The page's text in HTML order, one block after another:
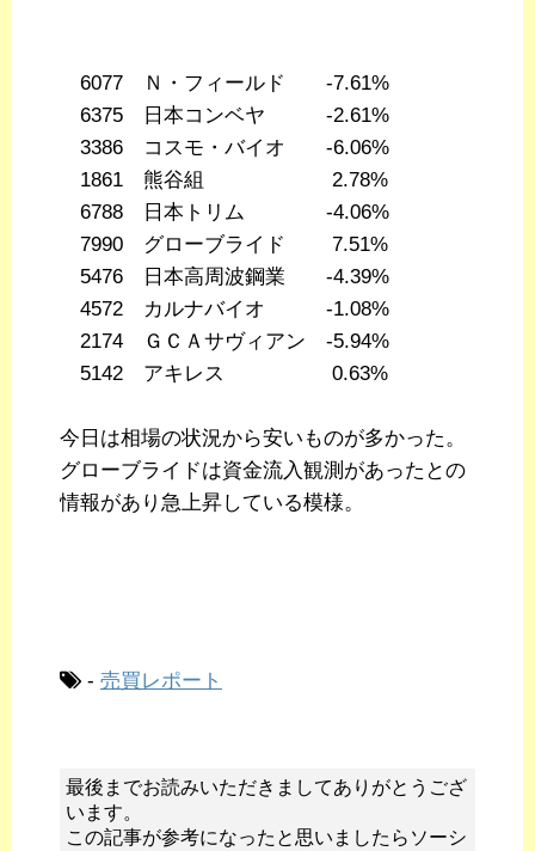
6077 Ｎ・フィールド -7.61%
6375 日本コンベヤ -2.61%
3386 コスモ・バイオ -6.06%
1861 熊谷組 2.78%
6788 日本トリム -4.06%
7990 グローブライド 7.51%
5476 日本高周波鋼業 -4.39%
4572 カルナバイオ -1.08%
2174 ＧＣＡサヴィアン -5.94%
5142 アキレス 0.63%
今日は相場の状況から安いものが多かった。
グローブライドは資金流入観測があったとの
情報があり急上昇している模様。
- 売買レポート
最後までお読みいただきましてありがとうござ
います。
この記事が参考になったと思いましたらソーシ